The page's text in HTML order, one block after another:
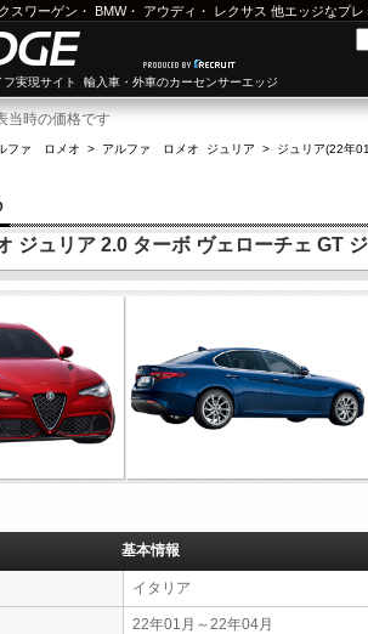
スワーゲン ・ BMW・ アウディ ・ レクサス 他エッジなプレ
実現サイト 輸入車・外車のカーセンサーエッジ
当時の価格です
ファ ロメオ > アルファ ロメオ ジュリア > ジュリア(22年
ジュリア 2.0 ターボ ヴェローチェ GT
基本情報
イタリア
22年01月～22年04月